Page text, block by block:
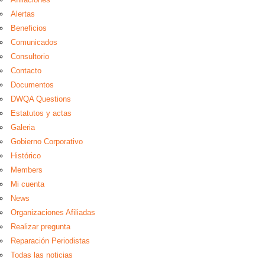
Alertas
Beneficios
Comunicados
Consultorio
Contacto
Documentos
DWQA Questions
Estatutos y actas
Galeria
Gobierno Corporativo
Histórico
Members
Mi cuenta
News
Organizaciones Afiliadas
Realizar pregunta
Reparación Periodistas
Todas las noticias